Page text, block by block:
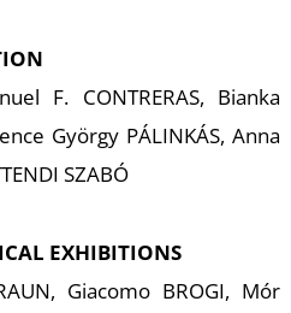
F. CONTRERAS, Bianka
György PÁLINKÁS, Anna
SZABÓ
EXHIBITIONS
Giacomo BROGI, Mór